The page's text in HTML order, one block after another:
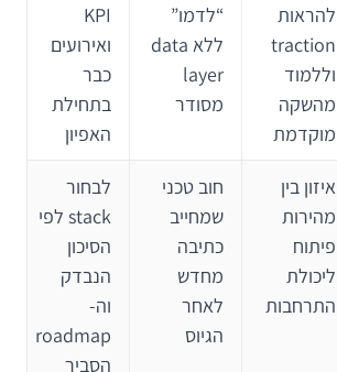
להראות
traction
וללמוד
מהשקה
מוקדמת
“לדמו”
ללא data
layer
מסודר
KPI
ואירועים
כבר
בתחילת
האפיון
איזון בין
מהירות
פיתוח
ליכולת
התרחבות
חוב טכני
שמחייב
כתיבה
מחדש
לאחר
הגיוס
לבחור
stack לפי
הסיכון
הנבדק
וה-
roadmap
הסביר